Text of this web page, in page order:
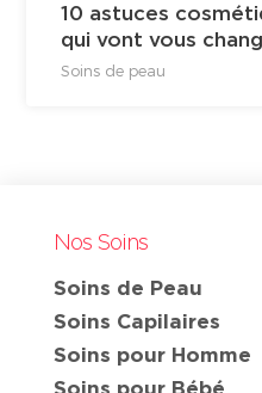
10 astuces
qui vont vous
Soins de peau
Nos Soins
Soins de Peau
Soins Capilaires
Soins pour Homme
Soins pour Bébé